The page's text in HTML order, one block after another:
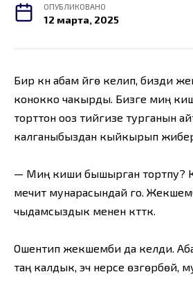
ОПУБЛИКОВАНО
12 марта, 2025
Бир күнү абам үйгө келип, бизди
конокко чакырды. Бизге миң
торттон ооз тийгизе турганын
калганыбыздан кыйкырып
— Миң киши бышырган тортпу?
мечит мунарасындай го.
чыдамсыздык менен күттүк.
Ошентип жекшемби да келди.
таң калдык, эч нерсе өзгөрбөй,